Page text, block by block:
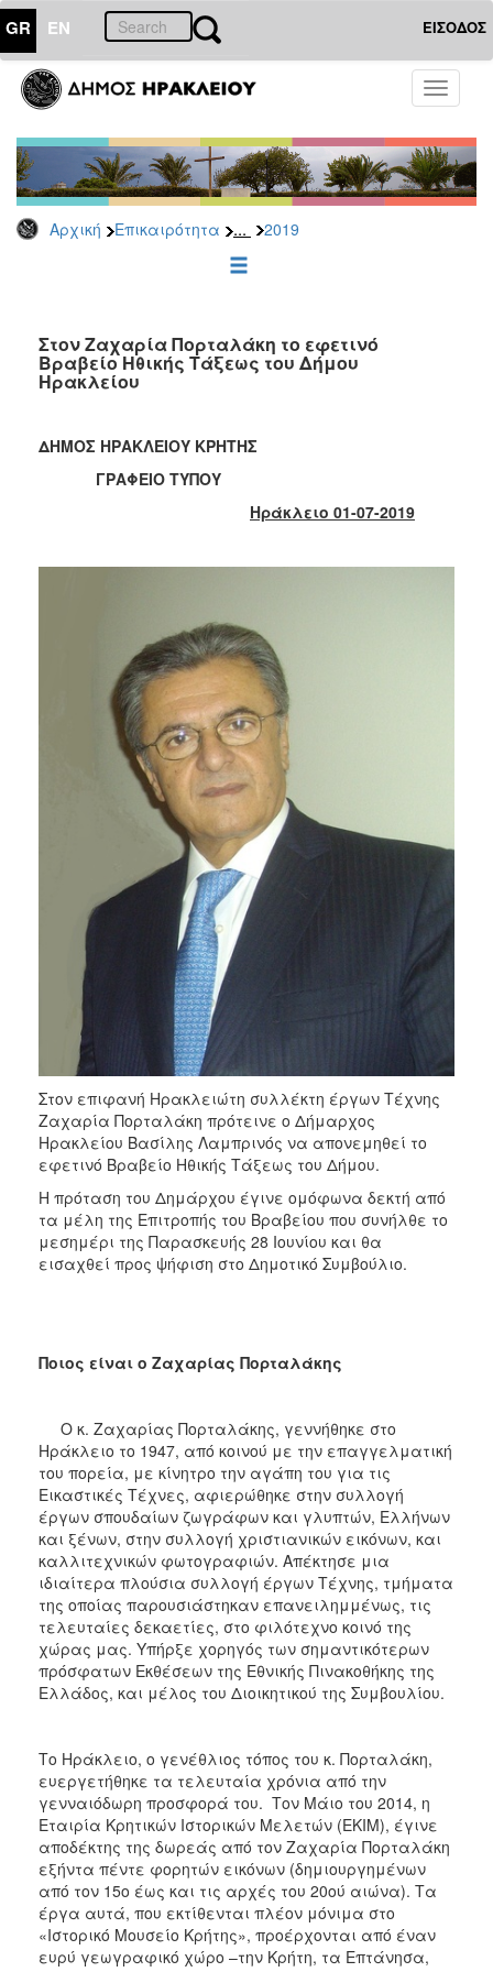
GR EN ΕΙΣΟΔΟΣ
Toggle
Αρχική Επικαιρότητα ... 2019
ΕΠΙΚΑΙΡΟΤΗΤΑ
Τύπου
Αρχείο
2026
2025
2022
2021
2019
2018
2015
2011
2010
2006
Στον Ζαχαρία Πορταλάκη το εφετινό
Βραβείο Ηθικής Τάξεως του Δήμου
Ηρακλείου
ΔΗΜΟΣ ΗΡΑΚΛΕΙΟΥ ΚΡΗΤΗΣ
ΓΡΑΦΕΙΟ ΤΥΠΟΥ
Ηράκλειο 01-07-2019
Στον επιφανή Ηρακλειώτη συλλέκτη έργων Τέχνης
Ζαχαρία Πορταλάκη πρότεινε ο Δήμαρχος
Ηρακλείου Βασίλης Λαμπρινός να απονεμηθεί το
εφετινό Βραβείο Ηθικής Τάξεως του Δήμου.
Η πρόταση του Δημάρχου έγινε ομόφωνα δεκτή από
τα μέλη της Επιτροπής του Βραβείου που συνήλθε το
μεσημέρι της Παρασκευής 28 Ιουνίου και θα
εισαχθεί προς ψήφιση στο Δημοτικό Συμβούλιο.
Ποιος είναι ο Ζαχαρίας Πορταλάκης
Ο κ. Ζαχαρίας Πορταλάκης, γεννήθηκε στο
Ηράκλειο το 1947, από κοινού με την επαγγελματική
του πορεία, με κίνητρο την αγάπη του για τις
Εικαστικές Τέχνες, αφιερώθηκε στην συλλογή
έργων σπουδαίων ζωγράφων και γλυπτών, Ελλήνων
και ξένων, στην συλλογή χριστιανικών εικόνων, και
καλλιτεχνικών φωτογραφιών. Απέκτησε μια
ιδιαίτερα πλούσια συλλογή έργων Τέχνης, τμήματα
της οποίας παρουσιάστηκαν επανειλημμένως, τις
τελευταίες δεκαετίες, στο φιλότεχνο κοινό της
χώρας μας. Υπήρξε χορηγός των σημαντικότερων
πρόσφατων Εκθέσεων της Εθνικής Πινακοθήκης της
Ελλάδος, και μέλος του Διοικητικού της Συμβουλίου.
Το Ηράκλειο, ο γενέθλιος τόπος του κ. Πορταλάκη,
ευεργετήθηκε τα τελευταία χρόνια από την
γενναιόδωρη προσφορά του. Τον Μάιο του 2014, η
Εταιρία Κρητικών Ιστορικών Μελετών (ΕΚΙΜ), έγινε
αποδέκτης της δωρεάς από τον Ζαχαρία Πορταλάκη
εξήντα πέντε φορητών εικόνων (δημιουργημένων
από τον 15ο έως και τις αρχές του 20ού αιώνα). Τα
έργα αυτά, που εκτίθενται πλέον μόνιμα στο
«Ιστορικό Μουσείο Κρήτης», προέρχονται από έναν
ευρύ γεωγραφικό χώρο –την Κρήτη, τα Επτάνησα,